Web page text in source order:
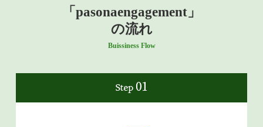
「pasonaengagement」
の流れ
Buissiness Flow